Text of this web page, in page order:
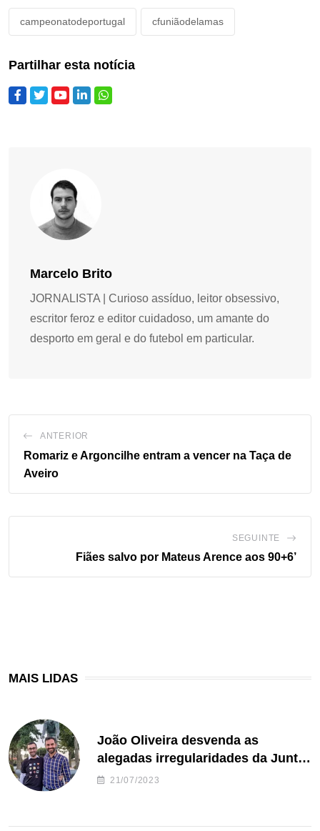
campeonatodeportugal cfuniãodelamas
Partilhar esta notícia
Marcelo Brito
JORNALISTA | Curioso assíduo, leitor obsessivo,
escritor feroz e editor cuidadoso, um amante do
desporto em geral e do futebol em particular.
ANTERIOR
Romariz e Argoncilhe entram a vencer na Taça de
Aveiro
SEGUINTE
Fiães salvo por Mateus Arence aos 90+6’
MAIS LIDAS
João Oliveira desvenda as
alegadas irregularidades da Junta
de Freguesia S. João de Ver
21/07/2023